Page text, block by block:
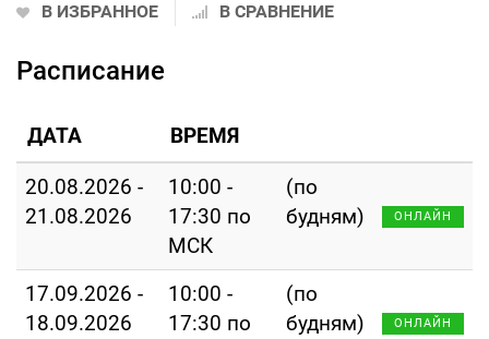
В ИЗБРАННОЕ В СРАВНЕНИЕ
Расписание
ДАТА ВРЕМЯ
20.08.2026 -
21.08.2026
10:00 -
17:30 по
МСК
(по
будням)
ОНЛАЙН
17.09.2026 -
18.09.2026
10:00 -
17:30 по
(по
будням)
ОНЛАЙН